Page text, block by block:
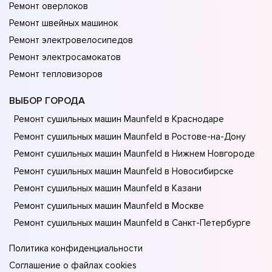
Ремонт оверлоков
Ремонт швейных машинок
Ремонт электровелосипедов
Ремонт электросамокатов
Ремонт тепловизоров
ВЫБОР ГОРОДА
Ремонт сушильных машин Maunfeld в Краснодаре
Ремонт сушильных машин Maunfeld в Ростове-на-Донy
Ремонт сушильных машин Maunfeld в Нижнем Новгороде
Ремонт сушильных машин Maunfeld в Новосибирске
Ремонт сушильных машин Maunfeld в Казани
Ремонт сушильных машин Maunfeld в Москве
Ремонт сушильных машин Maunfeld в Санкт-Петербурге
Политика конфиденциальности
Соглашение о файлах cookies